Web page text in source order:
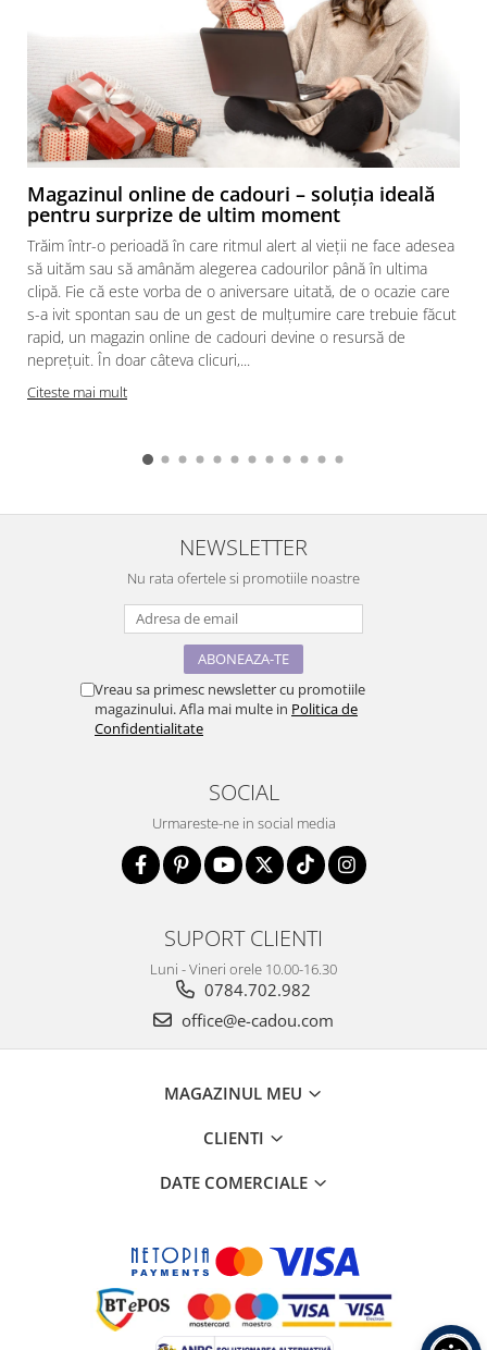
Magazinul online de cadouri – soluția ideală
pentru surprize de ultim moment
Trăim într-o perioadă în care ritmul alert al vieții ne face adesea
să uităm sau să amânăm alegerea cadourilor până în ultima
clipă. Fie că este vorba de o aniversare uitată, de o ocazie care
s-a ivit spontan sau de un gest de mulțumire care trebuie făcut
rapid, un magazin online de cadouri devine o resursă de
neprețuit. În doar câteva clicuri,...
Citeste mai mult
NEWSLETTER
Nu rata ofertele si promotiile noastre
Vreau sa primesc newsletter cu promotiile
magazinului. Afla mai multe in Politica de
Confidentialitate
SOCIAL
Urmareste-ne in social media
SUPORT CLIENTI
Luni - Vineri orele 10.00-16.30
0784.702.982
office@e-cadou.com
MAGAZINUL MEU
CLIENTI
DATE COMERCIALE